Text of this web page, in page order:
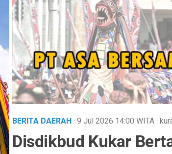
BERITA DAERAH· 9 Jul 2026 14:00 WITA·
Disdikbud Kukar